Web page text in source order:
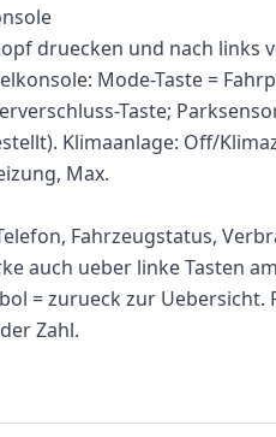
druecken und nach links
Mode-Taste =
Taste;
Klimaanlage: Off/
Max.
Fahrzeugstatus,
auch ueber linke Tasten
= zurueck zur Uebersicht.
Zahl.